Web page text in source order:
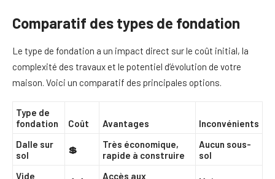
Comparatif des types de fondation
Le type de fondation a un impact direct sur le coût initial, la
complexité des travaux et le potentiel d’évolution de votre
maison. Voici un comparatif des principales options.
Type de
fondation
Coût Avantages
Inconvénients
Dalle sur
sol
💲
Très économique,
rapide à construire
Aucun sous-
sol
Vide
Accès aux